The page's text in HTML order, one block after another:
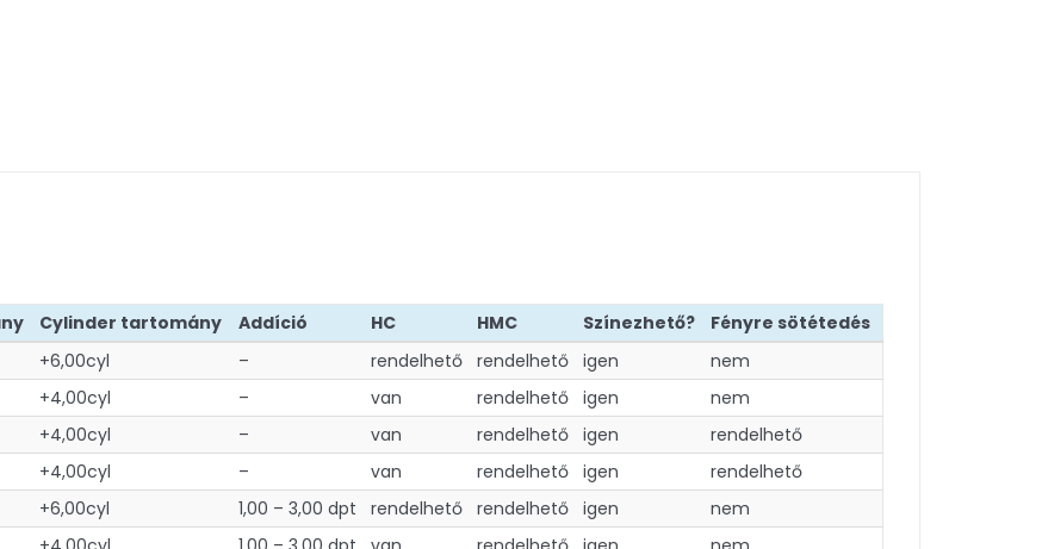
Cylinder tartomány Addíció HC HMC Színezhető?
Fényre sötétedés
+6,00cyl – rendelhető rendelhető igen
nem
+4,00cyl – van rendelhető igen
nem
+4,00cyl – van rendelhető igen
rendelhető
+4,00cyl – van rendelhető igen
rendelhető
+6,00cyl 1,00 – 3,00 dpt rendelhető rendelhető igen
nem